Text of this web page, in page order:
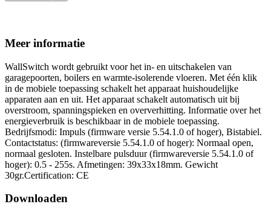
Meer informatie
WallSwitch wordt gebruikt voor het in- en uitschakelen van
garagepoorten, boilers en warmte-isolerende vloeren. Met één klik
in de mobiele toepassing schakelt het apparaat huishoudelijke
apparaten aan en uit. Het apparaat schakelt automatisch uit bij
overstroom, spanningspieken en oververhitting. Informatie over het
energieverbruik is beschikbaar in de mobiele toepassing.
Bedrijfsmodi: Impuls (firmware versie 5.54.1.0 of hoger), Bistabiel.
Contactstatus: (firmwareversie 5.54.1.0 of hoger): Normaal open,
normaal gesloten. Instelbare pulsduur (firmwareversie 5.54.1.0 of
hoger): 0.5 - 255s. Afmetingen: 39x33x18mm. Gewicht
30gr.Certification: CE
Downloaden